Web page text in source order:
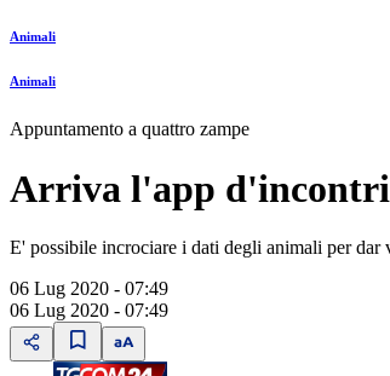
Animali
Animali
Appuntamento a quattro zampe
Arriva l'app d'incontri
E' possibile incrociare i dati degli animali per
06 Lug 2020 - 07:49
06 Lug 2020 - 07:49